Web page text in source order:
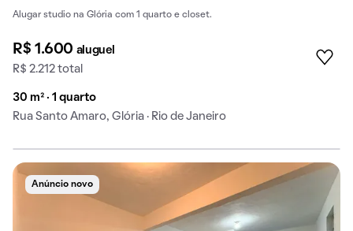
Alugar studio na Glória com 1 quarto e closet.
R$ 1.600 aluguel
R$ 2.212 total
30 m² · 1 quarto
Rua Santo Amaro, Glória · Rio de Janeiro
Anúncio novo